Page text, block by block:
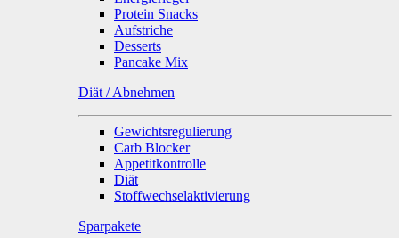
Protein Snacks
Aufstriche
Desserts
Pancake Mix
Diät / Abnehmen
Gewichtsregulierung
Carb Blocker
Appetitkontrolle
Diät
Stoffwechselaktivierung
Sparpakete